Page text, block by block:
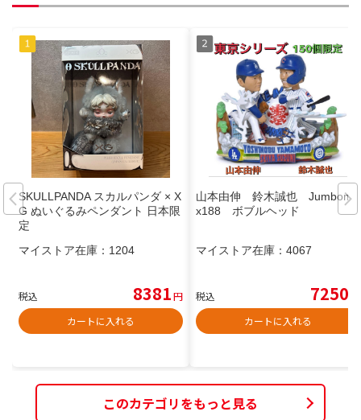
SKULLPANDA スカルパンダ × X
G ぬいぐるみペンダント 日本限
定
マイストア在庫： 1204
税込 8381円
カートに入れる
山本由伸 鈴木誠也 Jumboma
x188 ボブルヘッド
マイストア在庫： 4067
税込 7250
カートに入れる
このカテゴリをもっと見る